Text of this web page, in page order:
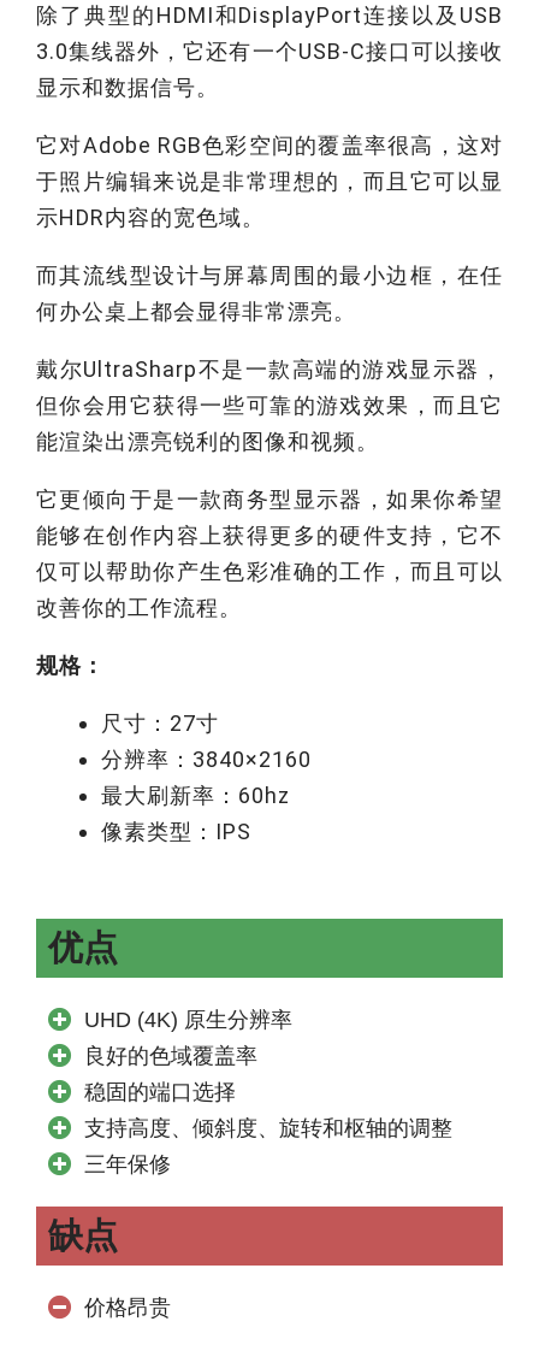
除了典型的HDMI和DisplayPort连接以及USB
3.0集线器外，它还有一个USB-C接口可以接收
显示和数据信号。
它对Adobe RGB色彩空间的覆盖率很高，这对
于照片编辑来说是非常理想的，而且它可以显
示HDR内容的宽色域。
而其流线型设计与屏幕周围的最小边框，在任
何办公桌上都会显得非常漂亮。
戴尔UltraSharp不是一款高端的游戏显示器，
但你会用它获得一些可靠的游戏效果，而且它
能渲染出漂亮锐利的图像和视频。
它更倾向于是一款商务型显示器，如果你希望
能够在创作内容上获得更多的硬件支持，它不
仅可以帮助你产生色彩准确的工作，而且可以
改善你的工作流程。
规格：
尺寸：27寸
分辨率：3840×2160
最大刷新率：60hz
像素类型：IPS
优点
UHD (4K) 原生分辨率
良好的色域覆盖率
稳固的端口选择
支持高度、倾斜度、旋转和枢轴的调整
三年保修
缺点
价格昂贵